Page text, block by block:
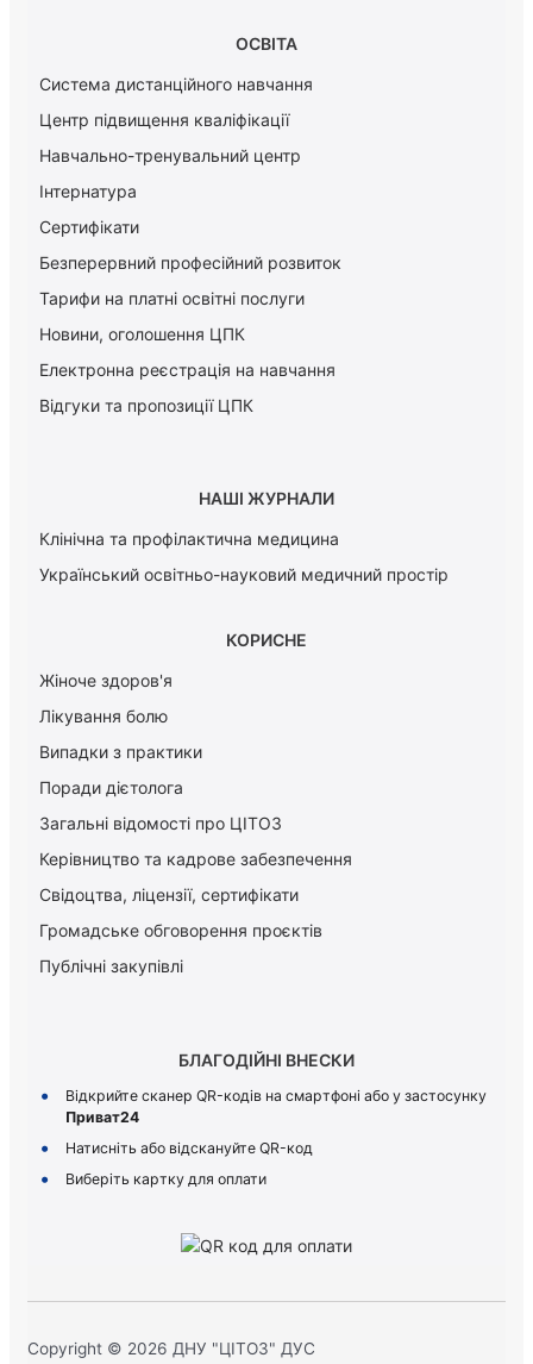
ОСВІТА
Система дистанційного навчання
Центр підвищення кваліфікації
Навчально-тренувальний центр
Інтернатура
Сертифікати
Безперервний професійний розвиток
Тарифи на платні освітні послуги
Новини, оголошення ЦПК
Електронна реєстрація на навчання
Відгуки та пропозиції ЦПК
НАШІ ЖУРНАЛИ
Клінічна та профілактична медицина
Український освітньо-науковий медичний простір
КОРИСНЕ
Жіноче здоров'я
Лікування болю
Випадки з практики
Поради дієтолога
Загальні відомості про ЦІТОЗ
Керiвництво та кадрове забезпечення
Свідоцтва, ліцензії, сертифікати
Громадське обговорення проєктів
Публічні закупівлі
БЛАГОДІЙНІ ВНЕСКИ
Відкрийте сканер QR-кодів на смартфоні або у застосунку
Приват24
Натисніть або відскануйте QR-код
Виберіть картку для оплати
Copyright © 2026 ДНУ "ЦІТОЗ" ДУС